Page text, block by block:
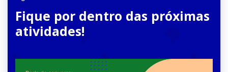
Fique por dentro das próximas
atividades!